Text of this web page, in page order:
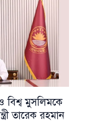
মুসলিমকে
তারেক রহমান